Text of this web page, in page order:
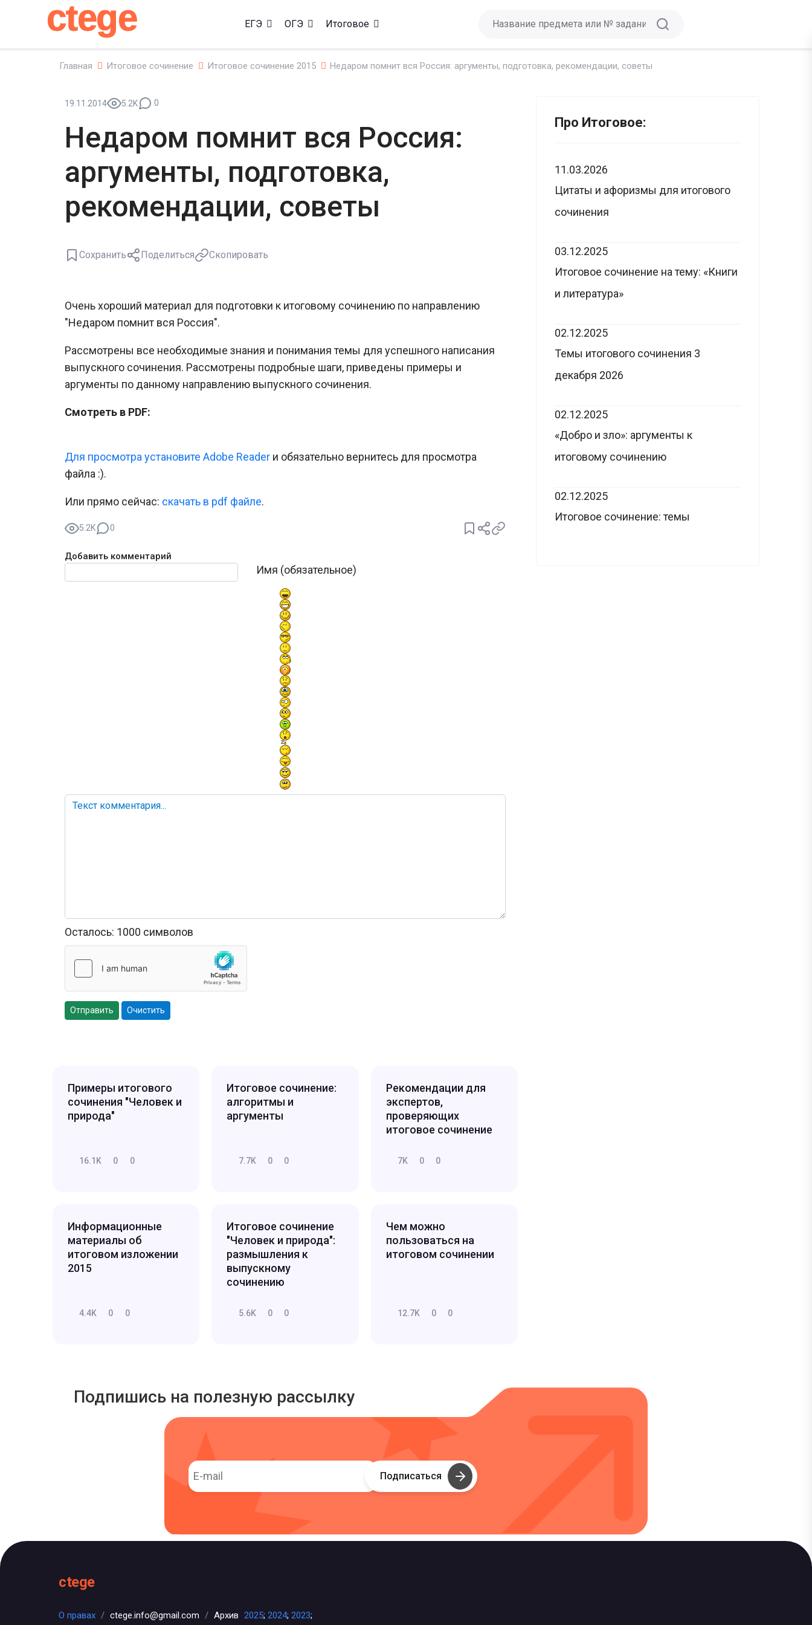
ctege ЕГЭ ОГЭ Итоговое
Главная Итоговое сочинение Итоговое сочинение 2015 Недаром помнит вся Россия: аргументы, подготовка, рекомендации, советы
19.11.2014 5.2K 0
Недаром помнит вся Россия:
аргументы, подготовка,
рекомендации, советы
Сохранить Поделиться Скопировать
Очень хороший материал для подготовки к итоговому сочинению по направлению
"Недаром помнит вся Россия".
Рассмотрены все необходимые знания и понимания темы для успешного написания
выпускного сочинения. Рассмотрены подробные шаги, приведены примеры и
аргументы по данному направлению выпускного сочинения.
Смотреть в PDF:
Для просмотра установите Adobe Reader и обязательно вернитесь для просмотра
файла :).
Или прямо сейчас: cкачать в pdf файле.
5.2K 0
Добавить комментарий
Имя (обязательное)
Текст комментария
Осталось: 1000 символов
Отправить Очистить
Примеры итогового
сочинения "Человек и
природа"
16.1K 0 0
Итоговое сочинение:
алгоритмы и
аргументы
7.7K 0 0
Рекомендации для
экспертов,
проверяющих
итоговое сочинение
7K 0 0
Информационные
материалы об
итоговом изложении
2015
4.4K 0 0
Итоговое сочинение
"Человек и природа":
размышления к
выпускному
сочинению
5.6K 0 0
Чем можно
пользоваться на
итоговом сочинении
12.7K 0 0
Про Итоговое:
11.03.2026
Цитаты и афоризмы для итогового
сочинения
03.12.2025
Итоговое сочинение на тему: «Книги
и литература»
02.12.2025
Темы итогового сочинения 3
декабря 2026
02.12.2025
«Добро и зло»: аргументы к
итоговому сочинению
02.12.2025
Итоговое сочинение: темы
Подпишись на полезную рассылку
Подписаться
ctege
О правах / ctege.info@gmail.com / Архив 2025; 2024; 2023;